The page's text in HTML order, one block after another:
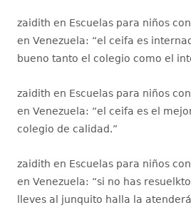
zaidith en Escuelas para niños
en Venezuela: “el ceifa es
bueno tanto el colegio como el
zaidith en Escuelas para niños
en Venezuela: “el ceifa es el
colegio de calidad.”
zaidith en Escuelas para niños
en Venezuela: “si no has
lleves al junquito halla la